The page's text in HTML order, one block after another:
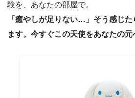
験を、あなたの部屋で。
「癒やしが足りない…」そう感じ
ます。今すぐこの天使をあなたの元